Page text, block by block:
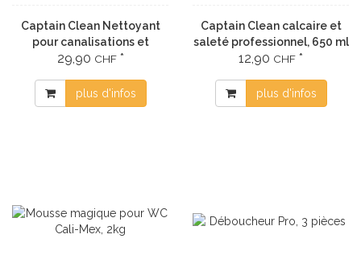
Captain Clean Nettoyant
pour canalisations et
tuyaux Mousse magique au
29,90 CHF*
plus d'infos
Captain Clean calcaire et
saleté professionnel, 650 ml
12,90 CHF *
plus d'infos